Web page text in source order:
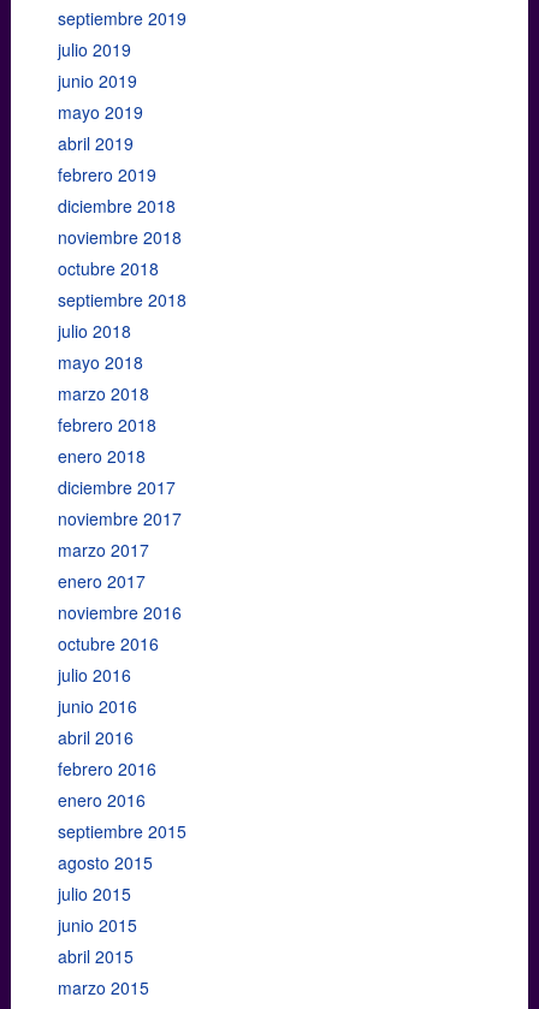
septiembre 2019
julio 2019
junio 2019
mayo 2019
abril 2019
febrero 2019
diciembre 2018
noviembre 2018
octubre 2018
septiembre 2018
julio 2018
mayo 2018
marzo 2018
febrero 2018
enero 2018
diciembre 2017
noviembre 2017
marzo 2017
enero 2017
noviembre 2016
octubre 2016
julio 2016
junio 2016
abril 2016
febrero 2016
enero 2016
septiembre 2015
agosto 2015
julio 2015
junio 2015
abril 2015
marzo 2015